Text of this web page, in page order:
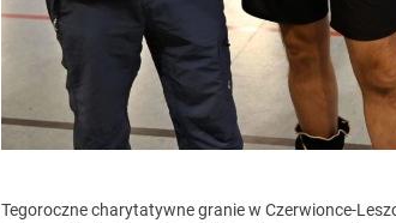
Tegoroczne charytatywne granie w Czerwionce-